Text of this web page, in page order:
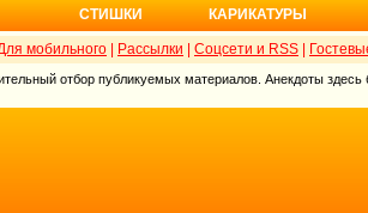
СТИШКИ КАРИКАТУРЫ
мобильного Рассылки Соцсети и RSS
отбор публикуемых материалов. Анекдоты